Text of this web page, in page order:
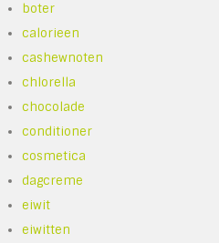
boter
calorieen
cashewnoten
chlorella
chocolade
conditioner
cosmetica
dagcreme
eiwit
eiwitten